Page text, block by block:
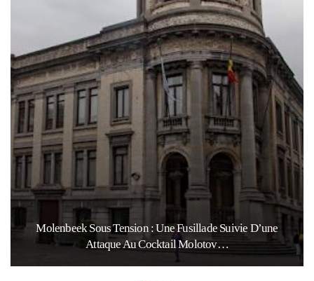
Marocains Du Monde : Le Maroc Investit-Il
Dans Les Enfants De Sa…